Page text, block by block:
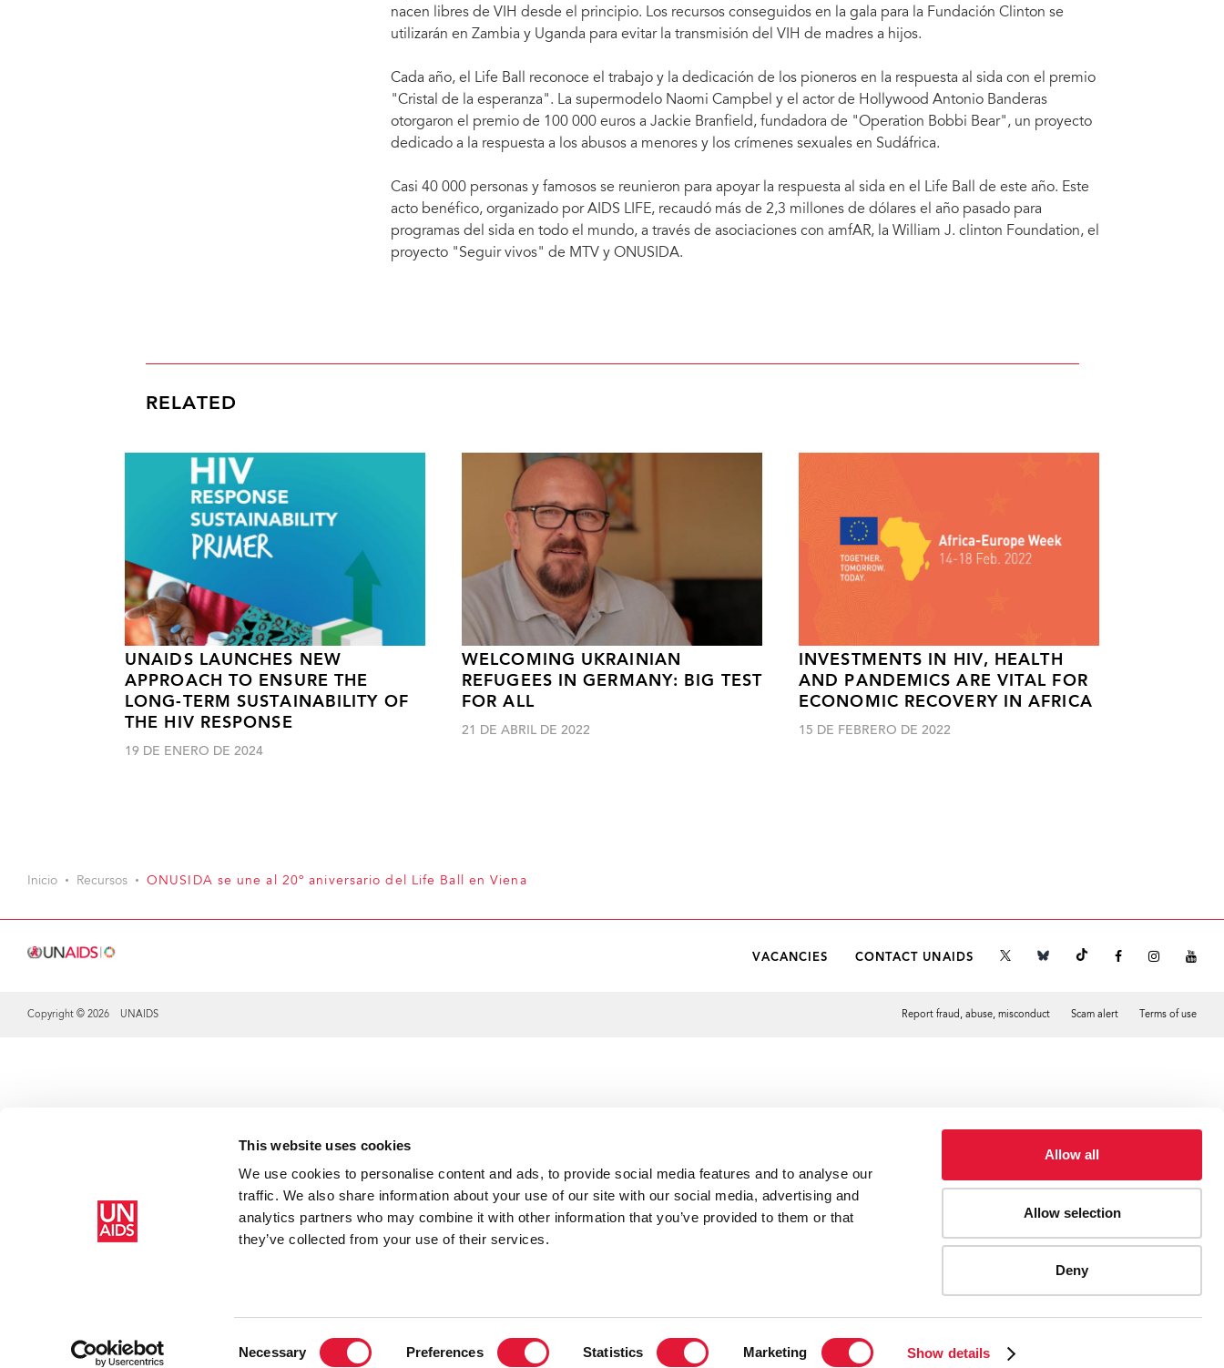
This website uses cookies
We use cookies to personalise content and ads, to provide social media features and to analyse our
traffic. We also share information about your use of our site with our social media, advertising and
analytics partners who may combine it with other information that you’ve provided to them or that
they’ve collected from your use of their services.
Necessary Preferences Statistics Marketing Show details
Allow all
Allow selection
Deny
Fotografía: Gettyimages
nacen libres de VIH desde el principio. Los recursos conseguidos en la gala para la Fundación Clinton se
utilizarán en Zambia y Uganda para evitar la transmisión del VIH de madres a hijos.
Cada año, el Life Ball reconoce el trabajo y la dedicación de los pioneros en la respuesta al sida con el premio
"Cristal de la esperanza". La supermodelo Naomi Campbel y el actor de Hollywood Antonio Banderas
otorgaron el premio de 100 000 euros a Jackie Branfield, fundadora de "Operation Bobbi Bear", un proyecto
dedicado a la respuesta a los abusos a menores y los crímenes sexuales en Sudáfrica.
Casi 40 000 personas y famosos se reunieron para apoyar la respuesta al sida en el Life Ball de este año. Este
acto benéfico, organizado por AIDS LIFE, recaudó más de 2,3 millones de dólares el año pasado para
programas del sida en todo el mundo, a través de asociaciones con amfAR, la William J. clinton Foundation, el
proyecto "Seguir vivos" de MTV y ONUSIDA.
RELATED
UNAIDS LAUNCHES NEW
APPROACH TO ENSURE THE
LONG-TERM SUSTAINABILITY OF
THE HIV RESPONSE
19 DE ENERO DE 2024
WELCOMING UKRAINIAN
REFUGEES IN GERMANY: BIG TEST
FOR ALL
21 DE ABRIL DE 2022
INVESTMENTS IN HIV, HEALTH
AND PANDEMICS ARE VITAL FOR
ECONOMIC RECOVERY IN AFRICA
15 DE FEBRERO DE 2022
Inicio Recursos ONUSIDA se une al 20º aniversario del Life Ball en Viena
VACANCIES CONTACT UNAIDS
Copyright © 2026 UNAIDS Report fraud, abuse, misconduct Scam alert Terms of use